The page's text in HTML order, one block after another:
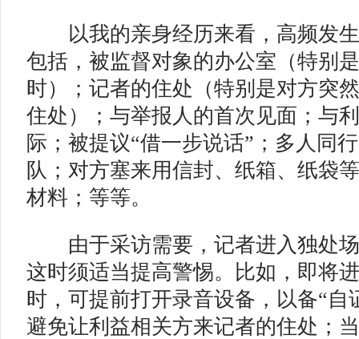
以我的亲身经历来看，高频发生
包括，被监督对象的办公室（特别
时）；记者的住处（特别是对方突
住处）；与举报人的首次见面；与
际；被提议“借一步说话”；多人同
队；对方塞来用信封、纸箱、纸袋
材料；等等。
由于采访需要，记者进入独处场
这时须适当提高警惕。比如，即将
时，可提前打开录音设备，以备“自
避免让利益相关方来记者的住处；